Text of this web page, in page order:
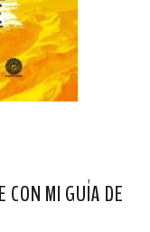
CON MI GUÍA DE